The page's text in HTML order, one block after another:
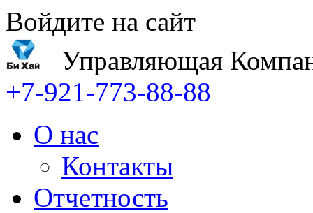
Войдите на сайт
Управляющая
+7-921-773-88-88
О нас
Контакты
Отчетность